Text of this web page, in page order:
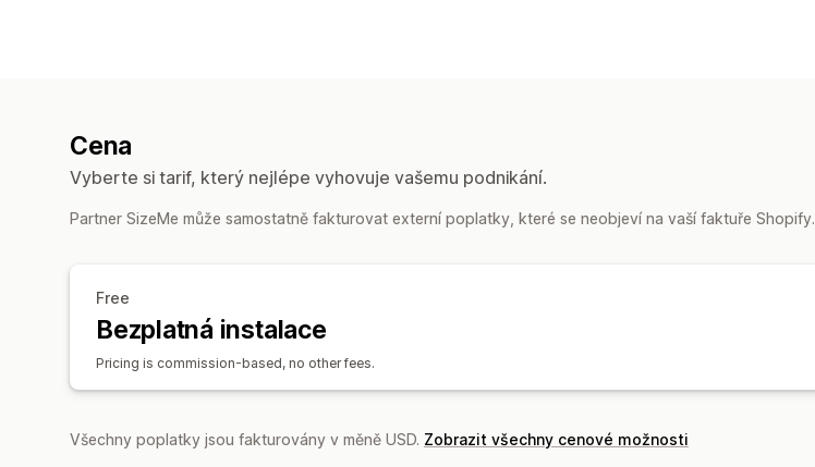
Cena
Vyberte si tarif, který nejlépe vyhovuje vašemu podnikání.
Partner SizeMe může samostatně fakturovat externí poplatky, které se neobjeví na vaší faktuře Shopify.
Free
Bezplatná instalace
Pricing is commission-based, no other fees.
Všechny poplatky jsou fakturovány v měně USD. Zobrazit všechny cenové možnosti